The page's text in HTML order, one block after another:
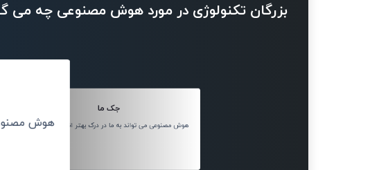
بزرگان تکنولوژی در مورد هوش مصنوعی چه می
جک ما
هوش مصنوعی می تواند به ما در درک بهتر انسان کمک کند.
هوش